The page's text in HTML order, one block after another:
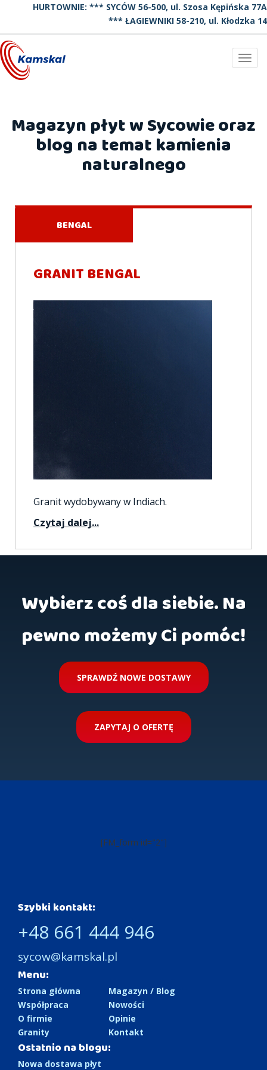
HURTOWNIE: *** SYCÓW 56-500, ul. Szosa Kępińska 77A
*** ŁAGIEWNIKI 58-210, ul. Kłodzka 14
Magazyn płyt w Sycowie oraz
blog na temat kamienia
naturalnego
BENGAL
GRANIT BENGAL
Granit wydobywany w Indiach.
Czytaj dalej...
Wybierz coś dla siebie. Na
pewno możemy Ci pomóc!
SPRAWDŹ NOWE DOSTAWY
ZAPYTAJ O OFERTĘ
[FM_form id="2"]
Szybki kontakt:
+48 661 444 946
sycow@kamskal.pl
Menu:
Strona główna
Współpraca
O firmie
Granity
Magazyn / Blog
Nowości
Opinie
Kontakt
Ostatnio na blogu:
Nowa dostawa płyt